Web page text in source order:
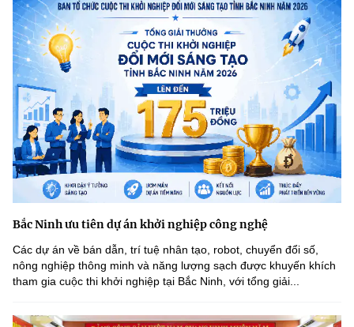
Bắc Ninh ưu tiên dự án khởi nghiệp công nghệ
Các dự án về bán dẫn, trí tuệ nhân tạo, robot, chuyển đổi số,
nông nghiệp thông minh và năng lượng sạch được khuyến khích
tham gia cuộc thi khởi nghiệp tại Bắc Ninh, với tổng giải...